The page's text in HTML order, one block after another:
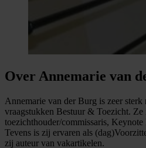
Over Annemarie van
Annemarie van der Burg is zeer sterk
vraagstukken Bestuur & Toezicht. Ze
toezichthouder/commissaris,
Tevens is zij ervaren als
zij auteur van vakartikelen.